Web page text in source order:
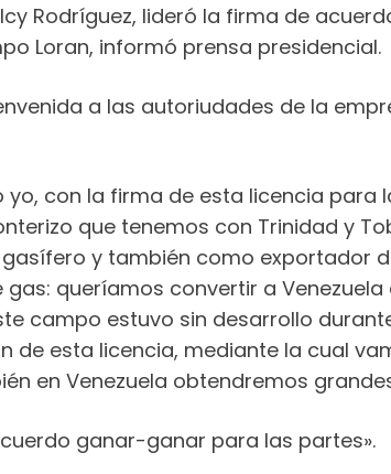
Rodríguez, lideró la firma de
Loran, informó prensa presidencial.
a las autoriudades de la
con la firma de esta licencia para
que tenemos con Trinidad y
y también como exportador
queríamos convertir a
campo estuvo sin desarrollo
de esta licencia, mediante la cual
en Venezuela obtendremos
ganar-ganar para las partes».